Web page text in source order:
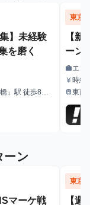
】未経験
を磨く
」駅 徒歩8分 /
東京
【
ーン
職種
workエン
給与
currency_yen時給
レッ
業支
最寄駅
train東西
ーン
マーケ戦
東京
【